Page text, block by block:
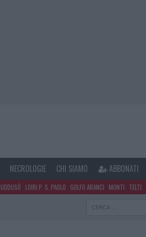
NECROLOGIE CHI SIAMO ABBONATI
LOIRI P. S. PAOLO GOLFO ARANCI MONTI TELTI